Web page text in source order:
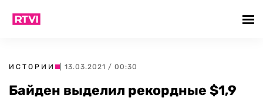
ИСТОРИИ | 13.03.2021 / 00:30
Байден выделил рекордные $1,9